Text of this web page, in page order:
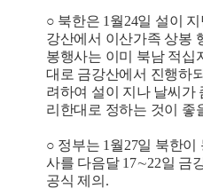
○ 북한은 1월24일 설이
강산에서 이산가족 상봉
봉행사는 이미 북남 적십
대로 금강산에서 진행하
려하여 설이 지나 날씨가
리한대로 정하는 것이 좋
○ 정부는 1월27일 북한
사를 다음달 17∼22일 금
공식 제의.